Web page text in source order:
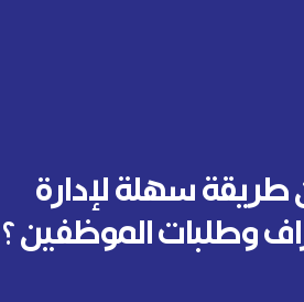
سهلة لإدارة
وطلبات الموظفين ؟